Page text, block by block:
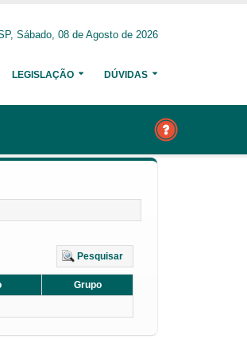
Sábado, 08 de Agosto de 2026
LEGISLAÇÃO DÚVIDAS
Pesquisar
Grupo